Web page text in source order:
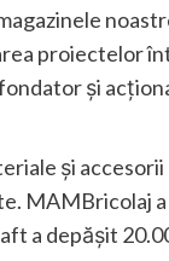
proiectelor
și
și
MAMBricolaj
a depășit